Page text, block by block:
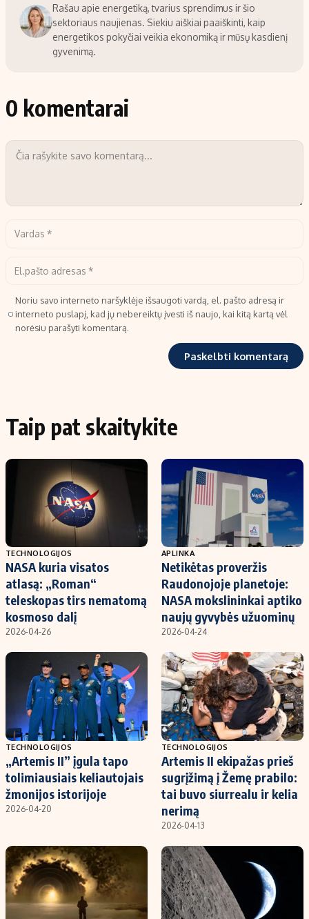
Rašau apie energetiką, tvarius sprendimus ir šio
sektoriaus naujienas. Siekiu aiškiai paaiškinti, kaip
energetikos pokyčiai veikia ekonomiką ir mūsų kasdienį
gyvenimą.
0 komentarai
Noriu savo interneto naršyklėje išsaugoti vardą, el. pašto adresą ir
interneto puslapį, kad jų nebereiktų įvesti iš naujo, kai kitą kartą vėl
norėsiu parašyti komentarą.
Taip pat skaitykite
TECHNOLOGIJOS
NASA kuria visatos
atlasą: „Roman“
teleskopas tirs nematomą
kosmoso dalį
2026-04-26
APLINKA
Netikėtas proveržis
Raudonojoje planetoje:
NASA mokslininkai aptiko
naujų gyvybės užuominų
2026-04-24
TECHNOLOGIJOS
„Artemis II” įgula tapo
tolimiausiais keliautojais
žmonijos istorijoje
2026-04-20
TECHNOLOGIJOS
Artemis II ekipažas prieš
sugrįžimą į Žemę prabilo:
tai buvo siurrealu ir kelia
nerimą
2026-04-13